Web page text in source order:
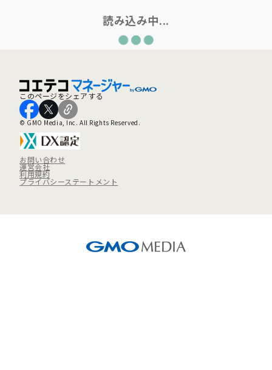
読み込み中...
このページをシェアする
© GMO Media, Inc. All Rights Reserved.
お問い合わせ
運営会社
利用規約
プライバシーステートメント